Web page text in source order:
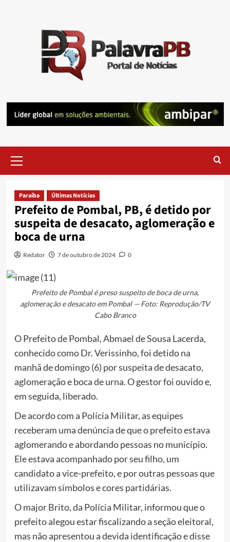
Menu
Paraíba Últimas Notícias
Prefeito de Pombal, PB, é detido por
suspeita de desacato, aglomeração e
boca de urna
Redator 7 de outubro de 2024 0
Prefeito de Pombal é preso suspeito de boca de urna,
aglomeração e desacato em Pombal — Foto: Reprodução/TV
Cabo Branco
O Prefeito de Pombal, Abmael de Sousa Lacerda,
conhecido como Dr. Verissinho, foi detido na
manhã de domingo (6) por suspeita de desacato,
aglomeração e boca de urna. O gestor foi ouvido e,
em seguida, liberado.
De acordo com a Polícia Militar, as equipes
receberam uma denúncia de que o prefeito estava
aglomerando e abordando pessoas no município.
Ele estava acompanhado por seu filho, um
candidato a vice-prefeito, e por outras pessoas que
utilizavam símbolos e cores partidárias.
O major Brito, da Polícia Militar, informou que o
prefeito alegou estar fiscalizando a seção eleitoral,
mas não apresentou a devida identificação e disse